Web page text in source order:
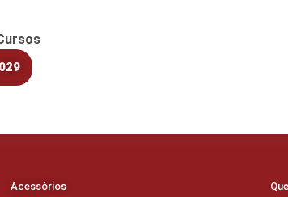
Acessórios